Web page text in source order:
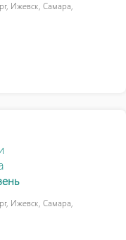
Ижевск, Самара,
Ижевск, Самара,